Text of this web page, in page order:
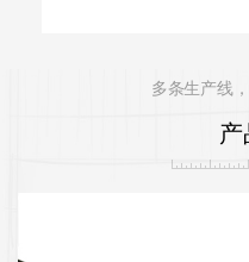
多条生产线
产